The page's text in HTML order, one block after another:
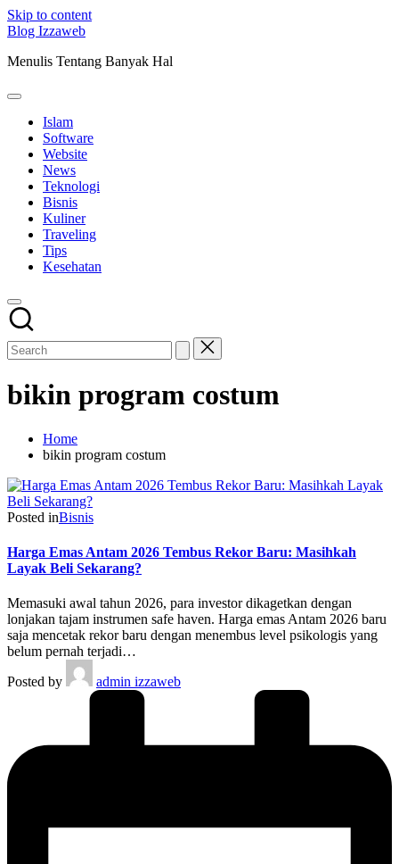
Skip to content
Blog Izzaweb
Menulis Tentang Banyak Hal
Islam
Software
Website
News
Teknologi
Bisnis
Kuliner
Traveling
Tips
Kesehatan
bikin program costum
Home
bikin program costum
Posted inBisnis
Harga Emas Antam 2026 Tembus Rekor Baru: Masihkah
Layak Beli Sekarang?
Memasuki awal tahun 2026, para investor dikagetkan dengan
lonjakan tajam instrumen safe haven. Harga emas Antam 2026 baru
saja mencetak rekor baru dengan menembus level psikologis yang
belum pernah terjadi…
Posted by
admin izzaweb